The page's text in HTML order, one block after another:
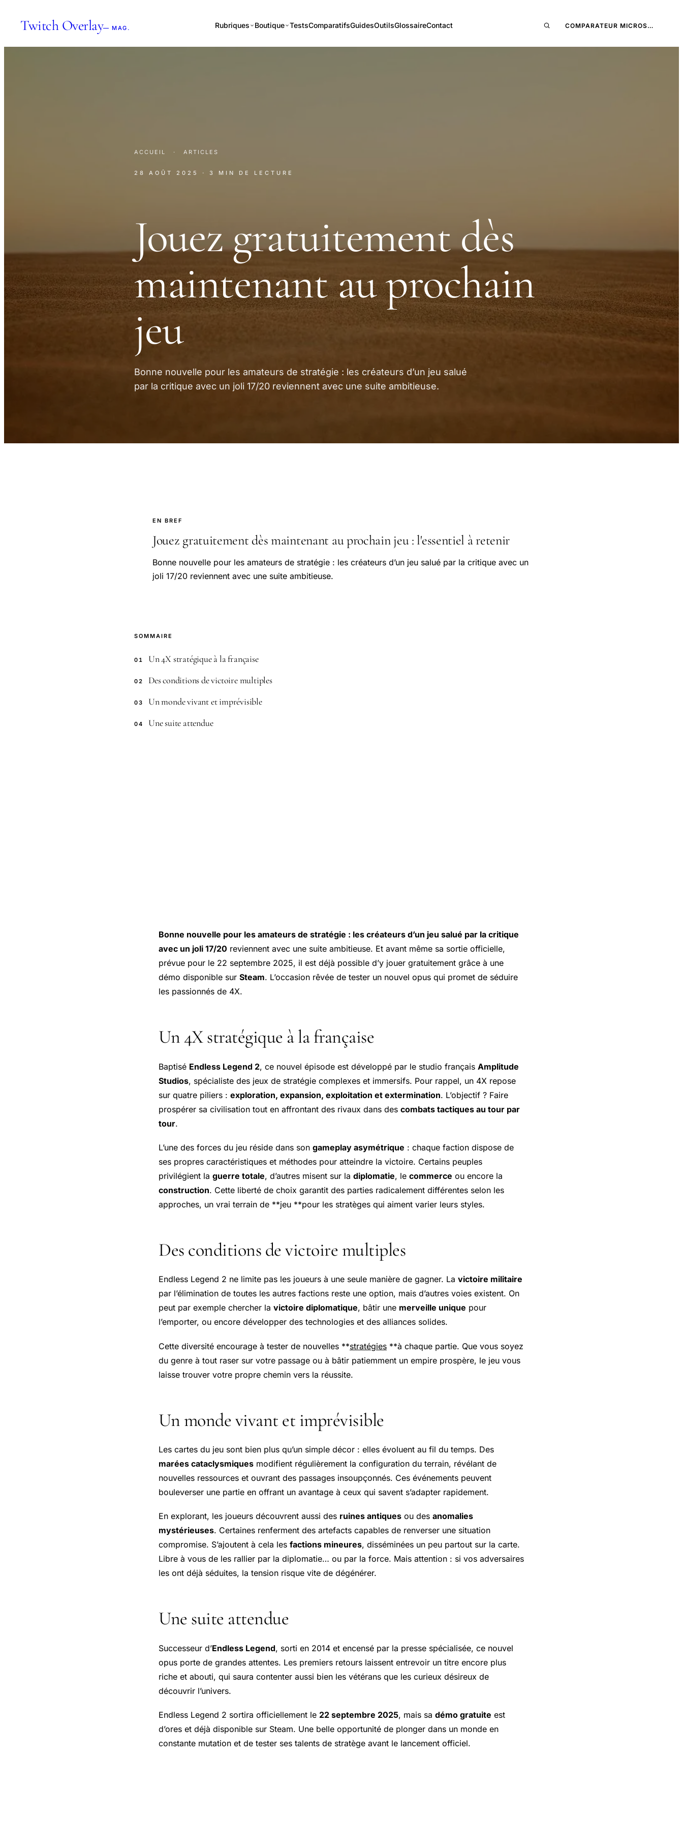
Twitch Overlay— MAG. Rubriques Boutique TestsComparatifsGuidesOutilsGlossaireContact COMPARATEUR MICROS…
ACCUEIL · ARTICLES
28 AOÛT 2025 · 3 MIN DE LECTURE
Jouez gratuitement dès
maintenant au prochain
jeu
Bonne nouvelle pour les amateurs de stratégie : les créateurs d’un jeu salué
par la critique avec un joli 17/20 reviennent avec une suite ambitieuse.
EN BREF
Jouez gratuitement dès maintenant au prochain jeu : l'essentiel à retenir
Bonne nouvelle pour les amateurs de stratégie : les créateurs d’un jeu salué par la critique avec un
joli 17/20 reviennent avec une suite ambitieuse.
SOMMAIRE
01 Un 4X stratégique à la française
02 Des conditions de victoire multiples
03 Un monde vivant et imprévisible
04 Une suite attendue
Bonne nouvelle pour les amateurs de stratégie : les créateurs d’un jeu salué par la critique
avec un joli 17/20 reviennent avec une suite ambitieuse. Et avant même sa sortie officielle,
prévue pour le 22 septembre 2025, il est déjà possible d’y jouer gratuitement grâce à une
démo disponible sur Steam. L’occasion rêvée de tester un nouvel opus qui promet de séduire
les passionnés de 4X.
Un 4X stratégique à la française
Baptisé Endless Legend 2, ce nouvel épisode est développé par le studio français Amplitude
Studios, spécialiste des jeux de stratégie complexes et immersifs. Pour rappel, un 4X repose
sur quatre piliers : exploration, expansion, exploitation et extermination. L’objectif ? Faire
prospérer sa civilisation tout en affrontant des rivaux dans des combats tactiques au tour par
tour.
L’une des forces du jeu réside dans son gameplay asymétrique : chaque faction dispose de
ses propres caractéristiques et méthodes pour atteindre la victoire. Certains peuples
privilégient la guerre totale, d’autres misent sur la diplomatie, le commerce ou encore la
construction. Cette liberté de choix garantit des parties radicalement différentes selon les
approches, un vrai terrain de **jeu **pour les stratèges qui aiment varier leurs styles.
Des conditions de victoire multiples
Endless Legend 2 ne limite pas les joueurs à une seule manière de gagner. La victoire militaire
par l’élimination de toutes les autres factions reste une option, mais d’autres voies existent. On
peut par exemple chercher la victoire diplomatique, bâtir une merveille unique pour
l’emporter, ou encore développer des technologies et des alliances solides.
Cette diversité encourage à tester de nouvelles **stratégies **à chaque partie. Que vous soyez
du genre à tout raser sur votre passage ou à bâtir patiemment un empire prospère, le jeu vous
laisse trouver votre propre chemin vers la réussite.
Un monde vivant et imprévisible
Les cartes du jeu sont bien plus qu’un simple décor : elles évoluent au fil du temps. Des
marées cataclysmiques modifient régulièrement la configuration du terrain, révélant de
nouvelles ressources et ouvrant des passages insoupçonnés. Ces événements peuvent
bouleverser une partie en offrant un avantage à ceux qui savent s’adapter rapidement.
En explorant, les joueurs découvrent aussi des ruines antiques ou des anomalies
mystérieuses. Certaines renferment des artefacts capables de renverser une situation
compromise. S’ajoutent à cela les factions mineures, disséminées un peu partout sur la carte.
Libre à vous de les rallier par la diplomatie… ou par la force. Mais attention : si vos adversaires
les ont déjà séduites, la tension risque vite de dégénérer.
Une suite attendue
Successeur d’Endless Legend, sorti en 2014 et encensé par la presse spécialisée, ce nouvel
opus porte de grandes attentes. Les premiers retours laissent entrevoir un titre encore plus
riche et abouti, qui saura contenter aussi bien les vétérans que les curieux désireux de
découvrir l’univers.
Endless Legend 2 sortira officiellement le 22 septembre 2025, mais sa démo gratuite est
d’ores et déjà disponible sur Steam. Une belle opportunité de plonger dans un monde en
constante mutation et de tester ses talents de stratège avant le lancement officiel.